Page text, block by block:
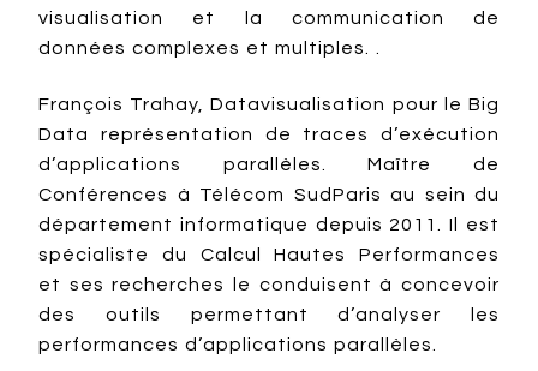
visualisation et la communication de
données complexes et multiples. .
François Trahay, Datavisualisation pour le Big
Data représentation de traces d’exécution
d’applications parallèles. Maître de
Conférences à Télécom SudParis au sein du
département informatique depuis 2011. Il est
spécialiste du Calcul Hautes Performances
et ses recherches le conduisent à concevoir
des outils permettant d’analyser les
performances d’applications parallèles.